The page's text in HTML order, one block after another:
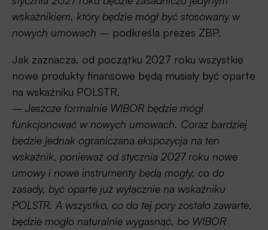
wskaźnikiem, który będzie mógł być stosowany w
nowych umowach – podkreśla prezes ZBP.
Jak zaznacza, od początku 2027 roku wszystkie
nowe produkty finansowe będą musiały być oparte
na wskaźniku POLSTR.
– Jeszcze formalnie WIBOR będzie mógł
funkcjonować w nowych umowach. Coraz bardziej
będzie jednak ograniczana ekspozycja na ten
wskaźnik, ponieważ od stycznia 2027 roku nowe
umowy i nowe instrumenty będą mogły, co do
zasady, być oparte już wyłącznie na wskaźniku
POLSTR. A wszystko, co do tej pory zostało zawarte,
będzie mogło naturalnie wygasnąć, bo WIBOR